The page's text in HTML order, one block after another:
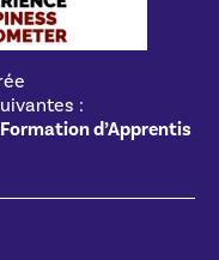
:
d’Apprentis